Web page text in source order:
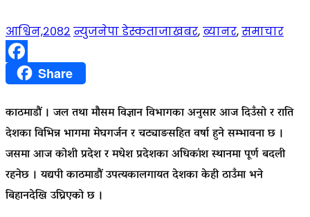
आश्विन,२०८२ न्युजनेपा डेस्कताजाखबर,ब्यानर,समाचार
FacebookShare
काठमाडौं । जल तथा मौसम विज्ञान विभागका अनुसार आज दिउँसो र राति
देशका विभिन्न भागमा मेघगर्जन र चट्याङसहित वर्षा हुने सम्भावना छ ।
जसमा आज कोशी प्रदेश र मधेश प्रदेशका अधिकांश स्थानमा पूर्ण बदली
रहनेछ । यद्यपी काठमाडौं उपत्यकालगायत देशका केही ठाउँमा भने
बिहानदेखि उघ्रिएकाे छ ।